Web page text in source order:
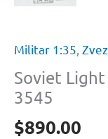
Militar 1:35,
Soviet Light
3545
$890.00